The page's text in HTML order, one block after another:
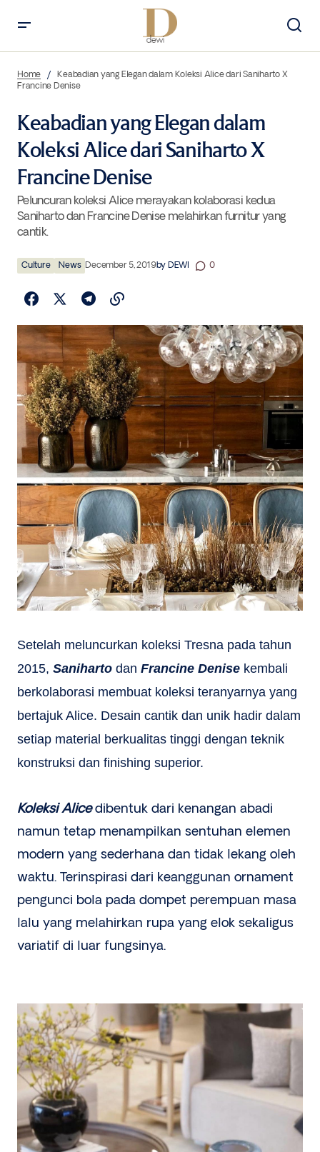
Denise
Home
Keabadian yang Elegan dalam Koleksi Alice dari Saniharto X
Francine Denise
Keabadian yang Elegan dalam
Koleksi Alice dari Saniharto X
Francine Denise
Peluncuran koleksi Alice merayakan kolaborasi kedua
Saniharto dan Francine Denise melahirkan furnitur yang
cantik.
Culture News December 5, 2019by DEWI 0
Setelah meluncurkan koleksi Tresna pada tahun
2015, Saniharto dan Francine Denise kembali
berkolaborasi membuat koleksi teranyarnya yang
bertajuk Alice. Desain cantik dan unik hadir dalam
setiap material berkualitas tinggi dengan teknik
konstruksi dan finishing superior.
Koleksi Alicedibentuk dari kenangan abadi
namun tetap menampilkan sentuhan elemen
modern yang sederhana dan tidak lekang oleh
waktu. Terinspirasi dari keanggunan ornament
pengunci bola pada dompet perempuan masa
lalu yang melahirkan rupa yang elok sekaligus
variatif di luar fungsinya.